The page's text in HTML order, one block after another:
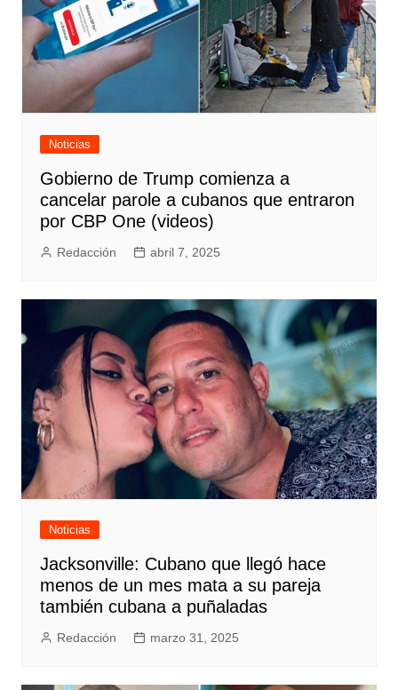
Noticias
Gobierno de Trump comienza a
cancelar parole a cubanos que entraron
por CBP One (videos)
Redacción abril 7, 2025
Noticias
Jacksonville: Cubano que llegó hace
menos de un mes mata a su pareja
también cubana a puñaladas
Redacción marzo 31, 2025